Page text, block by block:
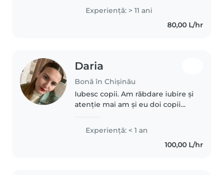
speciale. Vorbesc română și rusă,
sunt certificată în prim ajutor și
Experienţă: > 11 ani
80,00 L/hr
Daria
Bonă în Chișinău
Iubesc copii. Am răbdare iubire și
atenție mai am și eu doi copii
Experienţă: < 1 an
100,00 L/hr